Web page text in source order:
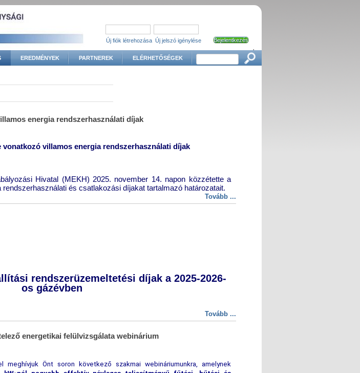
Új fiók létrehozása Új jelszó igénylése
'
EREDMÉNYEK PARTNEREK ELÉRHETŐSÉGEK
Keresés
energia rendszerhasználati díjak
vonatkozó villamos energia rendszerhasználati díjak
Hivatal (MEKH) 2025. november 14. napon közzétette a
és csatlakozási díjakat tartalmazó határozatait.
Tovább ...
rendszerüzemeltetési díjak a 2025-2026-
os gázévben
Tovább ...
energetikai felülvizsgálata webinárium
meghívjuk Önt soron következő szakmai webináriumunkra, amelynek